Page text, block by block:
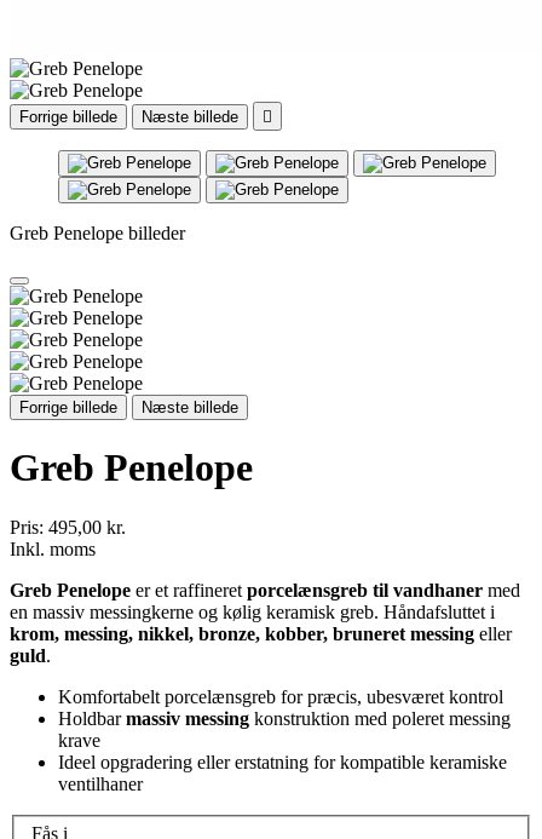
Forrige billede Næste billede 
Greb Penelope billeder
Forrige billede Næste billede
Greb Penelope
Pris: 495,00 kr.
Inkl. moms
Greb Penelope er et raffineret porcelænsgreb til vandhaner med
en massiv messingkerne og kølig keramisk greb. Håndafsluttet i
krom, messing, nikkel, bronze, kobber, bruneret messing eller
guld.
Komfortabelt porcelænsgreb for præcis, ubesværet kontrol
Holdbarmassiv messing konstruktion med poleret messing
krave
Ideel opgradering eller erstatning for kompatible keramiske
ventilhaner
Fås i